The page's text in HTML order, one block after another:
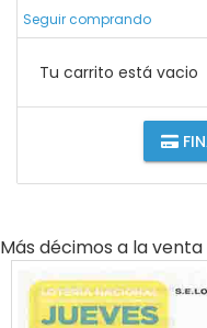
Seguir comprando
Tu carrito está vacio
Más décimos a la venta